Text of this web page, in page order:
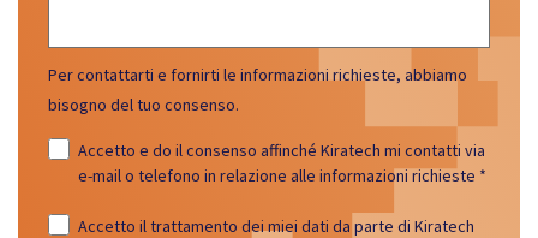
Per contattarti e fornirti le informazioni richieste, abbiamo
bisogno del tuo consenso.
Accetto e do il consenso affinché Kiratech mi contatti via
e-mail o telefono in relazione alle informazioni richieste *
Accetto il trattamento dei miei dati da parte di Kiratech